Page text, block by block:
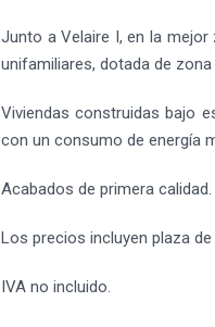
Junto a Velaire I, en la
unifamiliares, dotada de
Viviendas construidas bajo
con un consumo de energía
Acabados de primera calidad.
Los precios incluyen plaza
IVA no incluido.